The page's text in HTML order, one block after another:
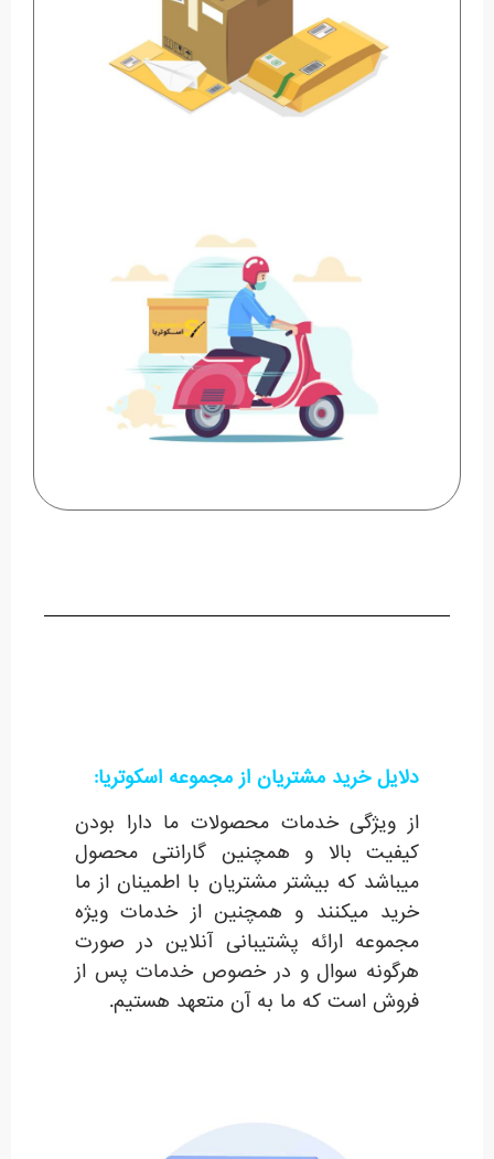
دلایل خرید مشتریان از مجموعه اسکوتریا:
از ویژگی خدمات محصولات ما دارا بودن
کیفیت بالا و همچنین گارانتی محصول
میباشد که بیشتر مشتریان با اطمینان از ما
خرید میکنند و همچنین از خدمات ویژه
مجموعه ارائه پشتیبانی آنلاین در صورت
هرگونه سوال و در خصوص خدمات پس از
فروش است که ما به آن متعهد هستیم.